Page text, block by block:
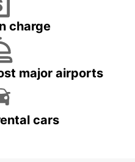
charge
major airports
cars